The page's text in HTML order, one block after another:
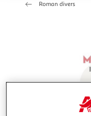
Aller
Roman divers